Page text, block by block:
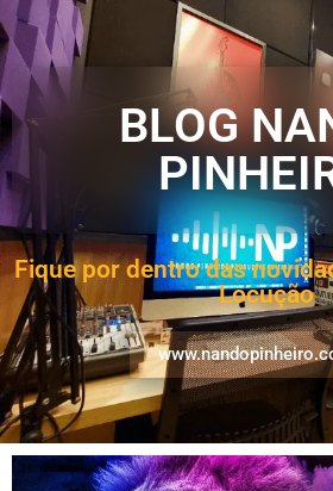
BLOG
Fique por dentro das
Locução